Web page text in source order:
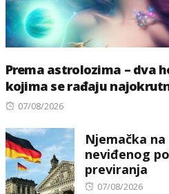
Prema astrolozima – dva
kojima se rađaju
Posted
07/08/2026
Njemačka
neviđenog
previranja
Posted
07/08/2026